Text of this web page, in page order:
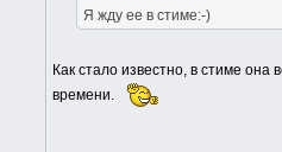
Я жду ее в стиме:-)
Как стало известно, в стиме
времени.